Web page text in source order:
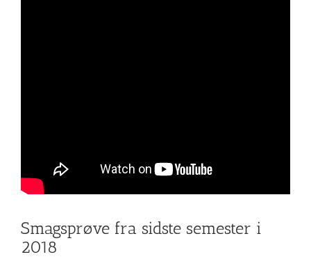
Smagsprøve fra sidste semester i
2018